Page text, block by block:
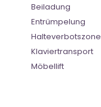
Beiladung
Entrümpelung
Halteverbotszone
Klaviertransport
Möbellift